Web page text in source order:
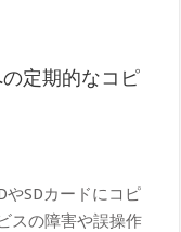
定期的なコピ
やSDカードにコピ
スの障害や誤操作